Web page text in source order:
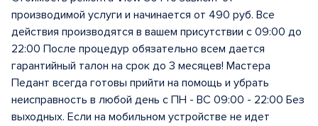
производимой услуги и начинается от 490 руб. Все
действия производятся в вашем присутствии с 09:00 до
22:00 После процедур обязательно всем дается
гарантийный талон на срок до 3 месяцев! Мастера
Педант всегда готовы прийти на помощь и убрать
неисправность в любой день с ПН - ВС 09:00 - 22:00 Без
выходных. Если на мобильном устройстве не идет